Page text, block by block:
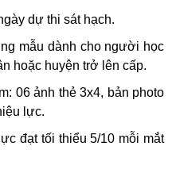
dự thi sát hạch.
mẫu dành cho người học
hoặc huyện trở lên cấp.
06 ảnh thẻ 3x4, bản photo
lực.
đạt tối thiểu 5/10 mỗi mắt